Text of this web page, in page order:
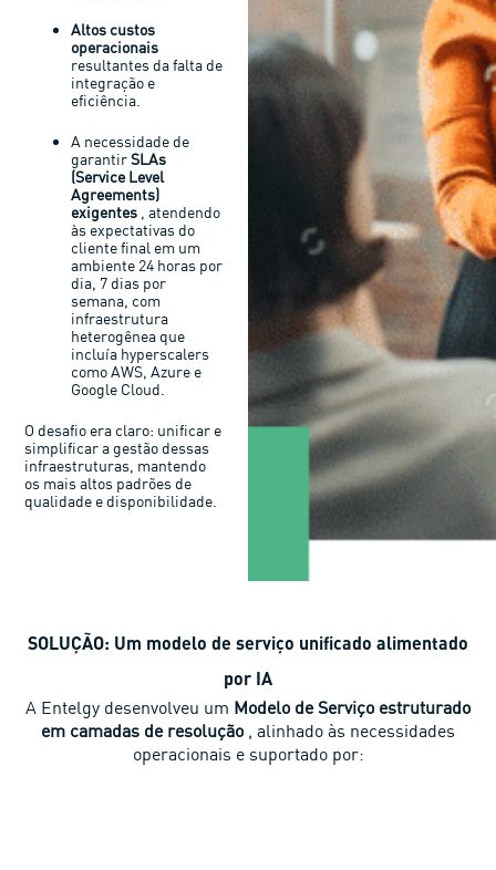
Altos custos
operacionais
resultantes da falta de
integração e
eficiência.
A necessidade de
garantirSLAs
(Service Level
Agreements)
exigentes , atendendo
às expectativas do
cliente final em um
ambiente 24 horas por
dia, 7 dias por
semana, com
infraestrutura
heterogênea que
incluía hyperscalers
como AWS, Azure e
Google Cloud.
O desafio era claro: unificar e
simplificar a gestão dessas
infraestruturas, mantendo
os mais altos padrões de
qualidade e disponibilidade.
SOLUÇÃO: Um modelo de serviço unificado alimentado
por IA
A Entelgy desenvolveu um Modelo de Serviço estruturado
em camadas de resolução , alinhado às necessidades
operacionais e suportado por: